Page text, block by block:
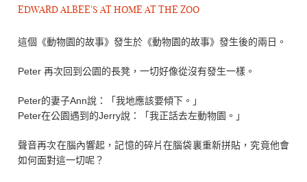
EDWARD ALBEE'S AT HOME AT THE ZOO
這個《動物園的故事》發生於《動物園的故事》發生後的兩日。
Peter 再次回到公園的長凳，一切好像從沒有發生一樣。
Peter的妻子Ann說：「我地應該要傾下。」
Peter在公園遇到的Jerry說：「我正話去左動物園。」
聲音再次在腦內響起，記憶的碎片在腦袋裏重新拼貼，究竟他會
如何面對這一切呢？